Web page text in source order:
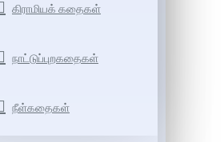
கிராமியக் கதைகள்
நாட்டுப்புறகதைகள்
நீள்கதைகள்